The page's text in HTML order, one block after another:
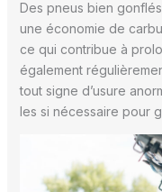
Des pneus bien
une économie de
ce qui contribue à
également
tout signe d’usure
les si nécessaire pour